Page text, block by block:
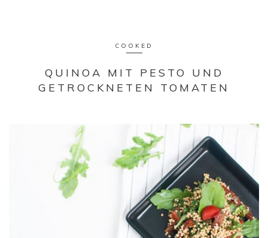
COOKED
QUINOA MIT PESTO UND
GETROCKNETEN TOMATEN